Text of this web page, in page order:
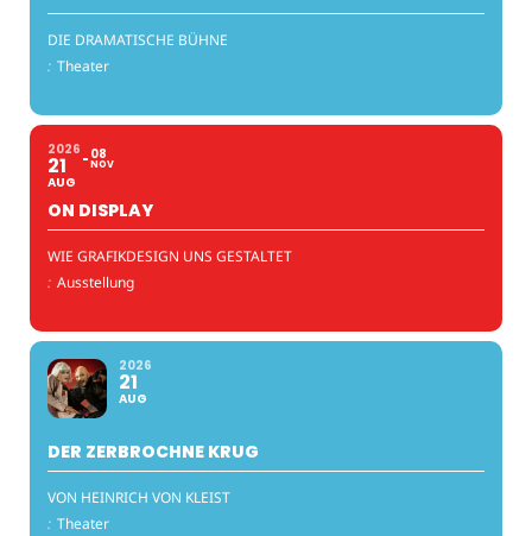
DIE DRAMATISCHE BÜHNE
: Theater
2026
21
AUG
08
NOV
ON DISPLAY
WIE GRAFIKDESIGN UNS GESTALTET
: Ausstellung
2026
21
AUG
DER ZERBROCHNE KRUG
VON HEINRICH VON KLEIST
: Theater